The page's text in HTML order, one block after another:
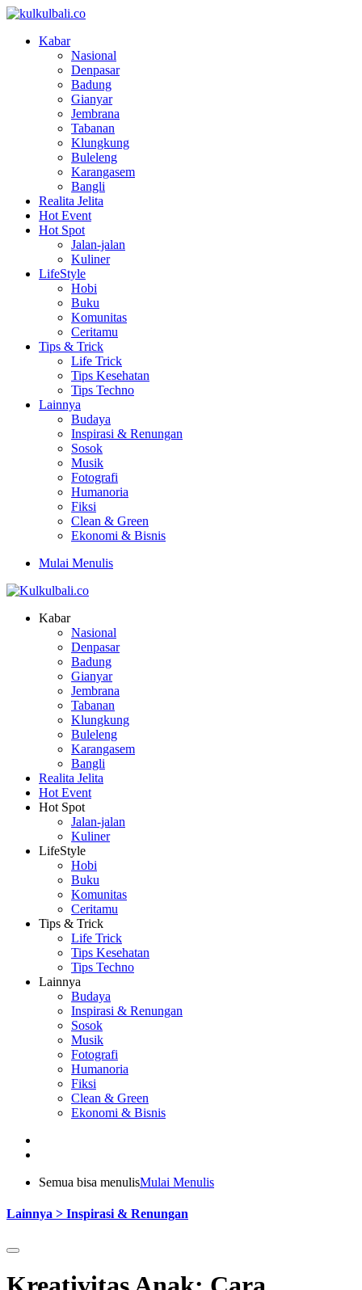
Kabar
Nasional
Denpasar
Badung
Gianyar
Jembrana
Tabanan
Klungkung
Buleleng
Karangasem
Bangli
Realita Jelita
Hot Event
Hot Spot
Jalan-jalan
Kuliner
LifeStyle
Hobi
Buku
Komunitas
Ceritamu
Tips & Trick
Life Trick
Tips Kesehatan
Tips Techno
Lainnya
Budaya
Inspirasi & Renungan
Sosok
Musik
Fotografi
Humanoria
Fiksi
Clean & Green
Ekonomi & Bisnis
Mulai Menulis
Kabar
Nasional
Denpasar
Badung
Gianyar
Jembrana
Tabanan
Klungkung
Buleleng
Karangasem
Bangli
Realita Jelita
Hot Event
Hot Spot
Jalan-jalan
Kuliner
LifeStyle
Hobi
Buku
Komunitas
Ceritamu
Tips & Trick
Life Trick
Tips Kesehatan
Tips Techno
Lainnya
Budaya
Inspirasi & Renungan
Sosok
Musik
Fotografi
Humanoria
Fiksi
Clean & Green
Ekonomi & Bisnis
Semua bisa menulisMulai Menulis
Lainnya > Inspirasi & Renungan